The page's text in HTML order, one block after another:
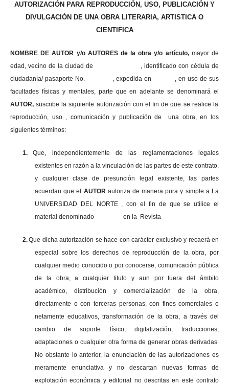
AUTORIZACIÓN PARA REPRODUCCIÓN, USO, PUBLICACIÓN Y
DIVULGACIÓN DE UNA OBRA LITERARIA, ARTISTICA O
CIENTIFICA
NOMBRE DE AUTOR y/o AUTORES de la obra y/o artículo, mayor de
edad, vecino de la ciudad de , identificado con cédula de
ciudadanía/ pasaporte No. , expedida en , en uso de sus
facultades físicas y mentales, parte que en adelante se denominará el
AUTOR,suscribe la siguiente autorización con el fin de que se realice la
reproducción, uso , comunicación y publicación de una obra, en los
siguientes términos:
1.
Que, independientemente de las reglamentaciones legales
existentes en razón a la vinculación de las partes de este contrato,
y cualquier clase de presunción legal existente, las partes
acuerdan que el AUTOR autoriza de manera pura y simple a La
UNIVERSIDAD DEL NORTE , con el fin de que se utilice el
material denominado en la Revista
2.Que dicha autorización se hace con carácter exclusivo y recaerá en
especial sobre los derechos de reproducción de la obra, por
cualquier medio conocido o por conocerse, comunicación pública
de la obra, a cualquier titulo y aun por fuera del ámbito
académico, distribución y comercialización de la obra,
directamente o con terceras personas, con fines comerciales o
netamente educativos, transformación de la obra, a través del
cambio de soporte físico, digitalización, traducciones,
adaptaciones o cualquier otra forma de generar obras derivadas.
No obstante lo anterior, la enunciación de las autorizaciones es
meramente enunciativa y no descartan nuevas formas de
explotación económica y editorial no descritas en este contrato